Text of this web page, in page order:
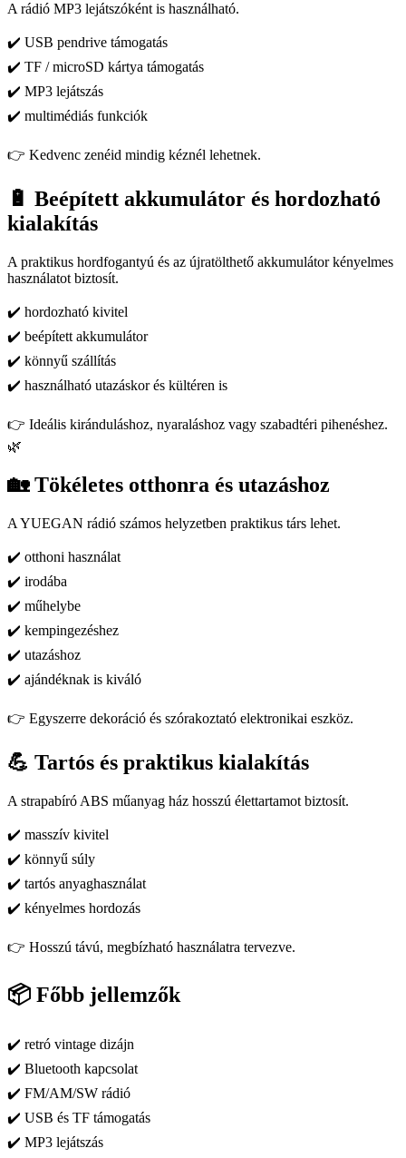
A rádió MP3 lejátszóként is használható.
✔️ USB pendrive támogatás
✔️ TF / microSD kártya támogatás
✔️ MP3 lejátszás
✔️ multimédiás funkciók
👉 Kedvenc zenéid mindig kéznél lehetnek.
🔋 Beépített akkumulátor és hordozható
kialakítás
A praktikus hordfogantyú és az újratölthető akkumulátor kényelmes
használatot biztosít.
✔️ hordozható kivitel
✔️ beépített akkumulátor
✔️ könnyű szállítás
✔️ használható utazáskor és kültéren is
👉 Ideális kiránduláshoz, nyaraláshoz vagy szabadtéri pihenéshez.
🌿
🏡 Tökéletes otthonra és utazáshoz
A YUEGAN rádió számos helyzetben praktikus társ lehet.
✔️ otthoni használat
✔️ irodába
✔️ műhelybe
✔️ kempingezéshez
✔️ utazáshoz
✔️ ajándéknak is kiváló
👉 Egyszerre dekoráció és szórakoztató elektronikai eszköz.
💪 Tartós és praktikus kialakítás
A strapabíró ABS műanyag ház hosszú élettartamot biztosít.
✔️ masszív kivitel
✔️ könnyű súly
✔️ tartós anyaghasználat
✔️ kényelmes hordozás
👉 Hosszú távú, megbízható használatra tervezve.
📦 Főbb jellemzők
✔️ retró vintage dizájn
✔️ Bluetooth kapcsolat
✔️ FM/AM/SW rádió
✔️ USB és TF támogatás
✔️ MP3 lejátszás